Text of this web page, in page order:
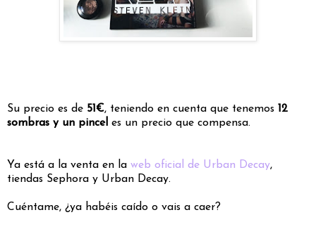
Su precio es de 51€, teniendo en cuenta que tenemos 12
sombras y un pincel es un precio que compensa.
Ya está a la venta en la web oficial de Urban Decay,
tiendas Sephora y Urban Decay.
Cuéntame, ¿ya habéis caído o vais a caer?